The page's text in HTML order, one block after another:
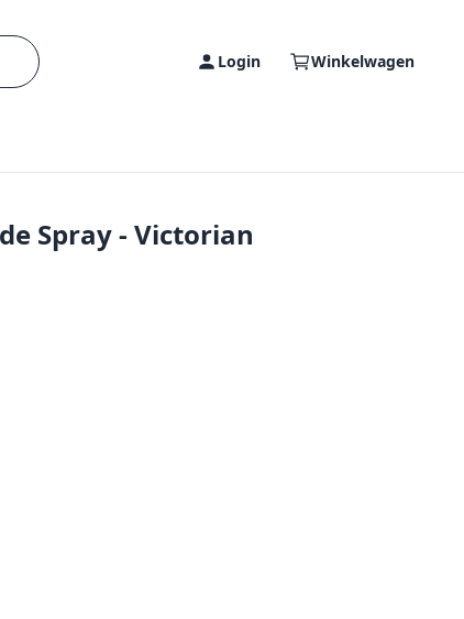
Login Winkelwagen
Spray - Victorian